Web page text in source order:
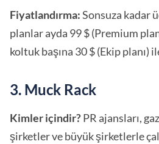
Fiyatlandırma:Sonsuza kadar
planlar ayda 99 $ (Premium
koltuk başına 30 $ (Ekip planı)
3. Muck Rack
Kimler içindir?PR ajansları,
şirketler ve büyük şirketlerle